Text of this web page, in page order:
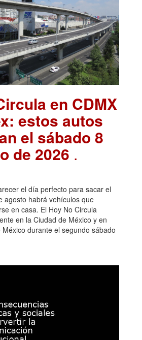
en CDMX
estos autos
el sábado 8
de 2026 .
el día perfecto para sacar el
agosto habrá vehículos que
en casa. El Hoy No Circula
en la Ciudad de México y en
durante el segundo sábado